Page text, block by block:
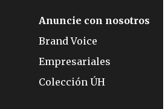
Anuncie con nosotros
Brand Voice
Empresariales
Colección ÚH